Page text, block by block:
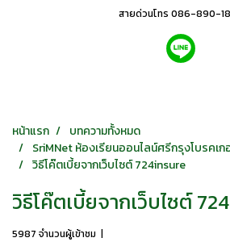
สายด่วนโทร 086-890-
หน้าแรก
บทความทั้งหมด
SriMNet ห้องเรียนออนไลน์ศรีกรุงโบรคเก
วิธีโค๊ตเบี้ยจากเว็บไซต์ 724insure
วิธีโค๊ตเบี้ยจากเว็บไซต์
5987 จำนวนผู้เข้าชม |